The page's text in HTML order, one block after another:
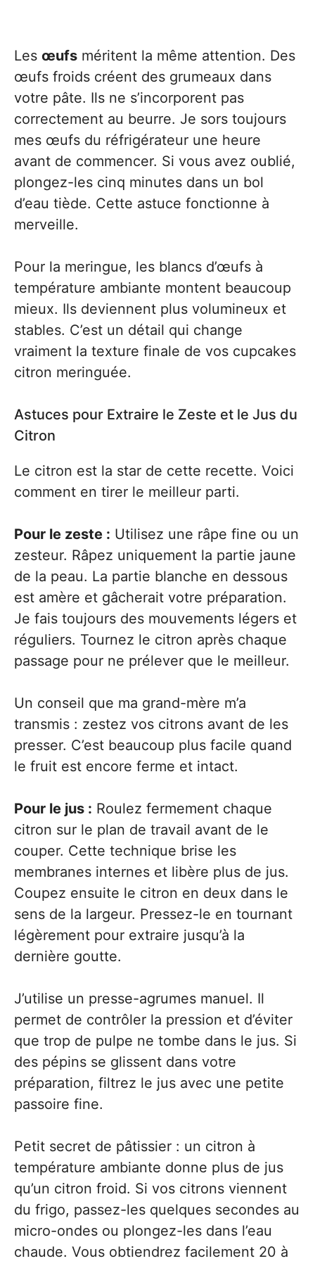
Les œufs méritent la même attention. Des
œufs froids créent des grumeaux dans
votre pâte. Ils ne s’incorporent pas
correctement au beurre. Je sors toujours
mes œufs du réfrigérateur une heure
avant de commencer. Si vous avez oublié,
plongez-les cinq minutes dans un bol
d’eau tiède. Cette astuce fonctionne à
merveille.
Pour la meringue, les blancs d’œufs à
température ambiante montent beaucoup
mieux. Ils deviennent plus volumineux et
stables. C’est un détail qui change
vraiment la texture finale de vos cupcakes
citron meringuée.
Astuces pour Extraire le Zeste et le Jus du
Citron
Le citron est la star de cette recette. Voici
comment en tirer le meilleur parti.
Pour le zeste : Utilisez une râpe fine ou un
zesteur. Râpez uniquement la partie jaune
de la peau. La partie blanche en dessous
est amère et gâcherait votre préparation.
Je fais toujours des mouvements légers et
réguliers. Tournez le citron après chaque
passage pour ne prélever que le meilleur.
Un conseil que ma grand-mère m’a
transmis : zestez vos citrons avant de les
presser. C’est beaucoup plus facile quand
le fruit est encore ferme et intact.
Pour le jus : Roulez fermement chaque
citron sur le plan de travail avant de le
couper. Cette technique brise les
membranes internes et libère plus de jus.
Coupez ensuite le citron en deux dans le
sens de la largeur. Pressez-le en tournant
légèrement pour extraire jusqu’à la
dernière goutte.
J’utilise un presse-agrumes manuel. Il
permet de contrôler la pression et d’éviter
que trop de pulpe ne tombe dans le jus. Si
des pépins se glissent dans votre
préparation, filtrez le jus avec une petite
passoire fine.
Petit secret de pâtissier : un citron à
température ambiante donne plus de jus
qu’un citron froid. Si vos citrons viennent
du frigo, passez-les quelques secondes au
micro-ondes ou plongez-les dans l’eau
chaude. Vous obtiendrez facilement 20 à